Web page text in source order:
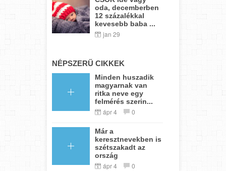
oda, decemberben
12 százalékkal
kevesebb baba ...
jan 29
NÉPSZERŰ CIKKEK
Minden huszadik
magyarnak van
ritka neve egy
felmérés szerin...
ápr 4 0
Már a
keresztnevekben is
szétszakadt az
ország
ápr 4 0